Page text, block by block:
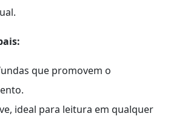
que promovem o
ideal para leitura em qualquer